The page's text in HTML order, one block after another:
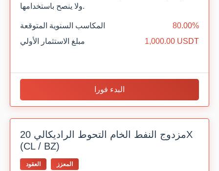
ولا ينصح باستخدامها.
المكاسب السنوية المتوقعة
80.00%
مبلغ الاستثمار الأولي
1,000.00 USDT
البدء فورا
مزدوج النفط الخام التحوط الراديكالي 20X
(CL / BZ)
العقود المعزز